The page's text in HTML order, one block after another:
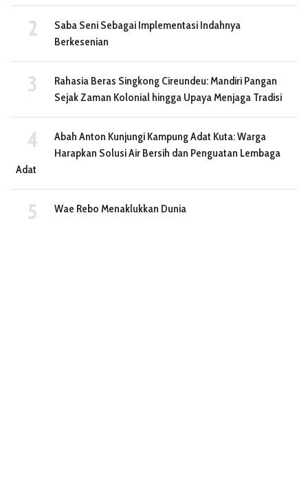
Saba Seni Sebagai Implementasi Indahnya
Berkesenian
Rahasia Beras Singkong Cireundeu: Mandiri Pangan
Sejak Zaman Kolonial hingga Upaya Menjaga Tradisi
Abah Anton Kunjungi Kampung Adat Kuta: Warga
Harapkan Solusi Air Bersih dan Penguatan Lembaga
Adat
Wae Rebo Menaklukkan Dunia